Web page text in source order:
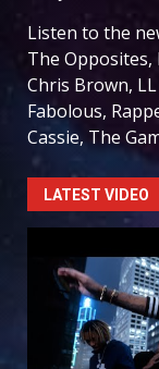
Listen to the
The Opposites,
Chris Brown,
Fabolous,
Cassie, The
LATEST VIDEO